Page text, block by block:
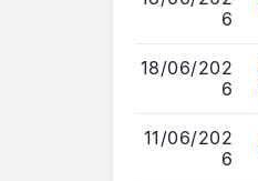
6
18/06/202
6
11/06/202
6